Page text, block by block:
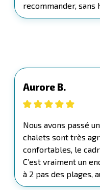
recommander, sans
Aurore B.
Nous avons passé
chalets sont très
confortables, le
C’est vraiment un
à 2 pas des plages,